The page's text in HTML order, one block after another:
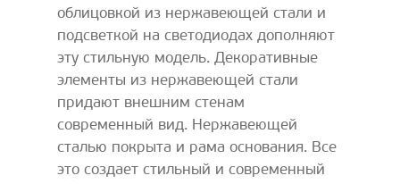
облицовкой из нержавеющей стали и
подсветкой на светодиодах дополняют
эту стильную модель. Декоративные
элементы из нержавеющей стали
придают внешним стенам
современный вид. Нержавеющей
сталью покрыта и рама основания. Все
это создает стильный и современный